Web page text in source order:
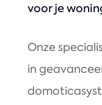
voor je
Onze
in